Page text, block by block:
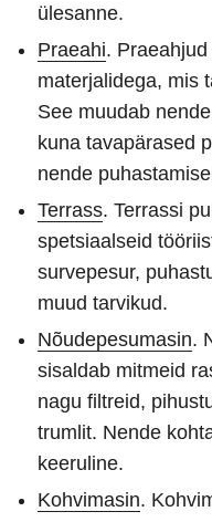
ülesanne.
Praeahi.
materjalidega, mis
See muudab
kuna tavapärased
nende
Terrass. Terrassi
spetsiaalseid
survepesur,
muud tarvikud.
Nõudepesumasin.
sisaldab mitmeid
nagu filtreid,
trumlit. Nende
keeruline.
Kohvimasin.